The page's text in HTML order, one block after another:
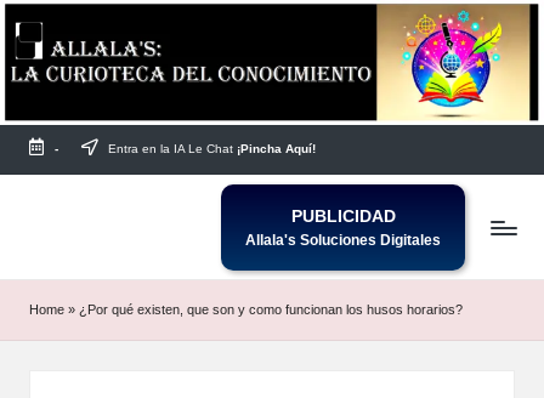
Saltar
al
- Entra en la IA Le Chat ¡Pincha Aquí!
PUBLICIDAD
Allala's Soluciones Digitales
Home » ¿Por qué existen, que son y como funcionan los husos horarios?